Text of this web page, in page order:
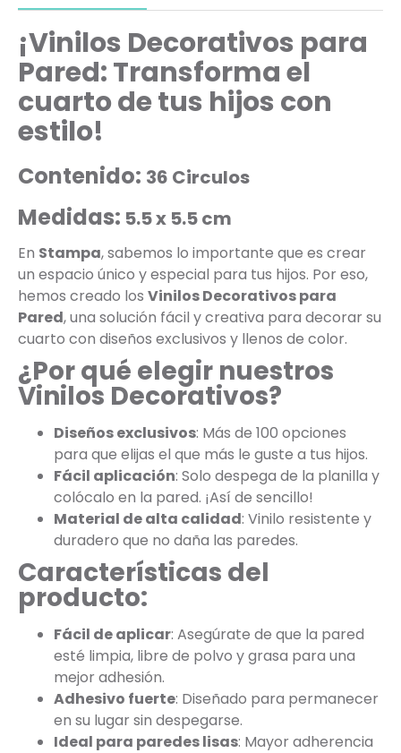
¡Vinilos Decorativos para
Pared: Transforma el
cuarto de tus hijos con
estilo!
Contenido: 36 Circulos
Medidas: 5.5 x 5.5 cm
En Stampa, sabemos lo importante que es crear
un espacio único y especial para tus hijos. Por eso,
hemos creado los Vinilos Decorativos para
Pared, una solución fácil y creativa para decorar su
cuarto con diseños exclusivos y llenos de color.
¿Por qué elegir nuestros
Vinilos Decorativos?
Diseños exclusivos: Más de 100 opciones
para que elijas el que más le guste a tus hijos.
Fácil aplicación: Solo despega de la planilla y
colócalo en la pared. ¡Así de sencillo!
Material de alta calidad: Vinilo resistente y
duradero que no daña las paredes.
Características del
producto:
Fácil de aplicar: Asegúrate de que la pared
esté limpia, libre de polvo y grasa para una
mejor adhesión.
Adhesivo fuerte: Diseñado para permanecer
en su lugar sin despegarse.
Ideal para paredes lisas: Mayor adherencia